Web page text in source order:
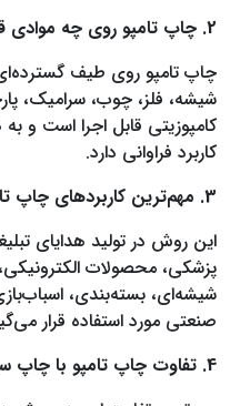
2. چاپ تامپو روی چه موادی قابل انجام است؟
چاپ تامپو روی طیف گسترده‌ای
شیشه، فلز، چوب، سرامیک،
کامپوزیتی قابل اجرا است و
کاربرد فراوانی دارد.
3. مهم‌ترین کاربردهای چاپ تامپو چیست؟
این روش در تولید هدایای
پزشکی، محصولات
شیشه‌ای، بسته‌بندی،
صنعتی مورد استفاده قرار
4. تفاوت چاپ تامپو با چاپ سیلک چیست؟